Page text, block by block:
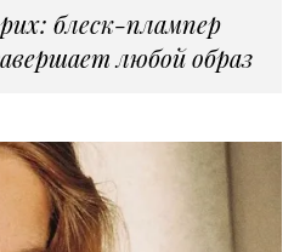
блеск-плампер
любой образ